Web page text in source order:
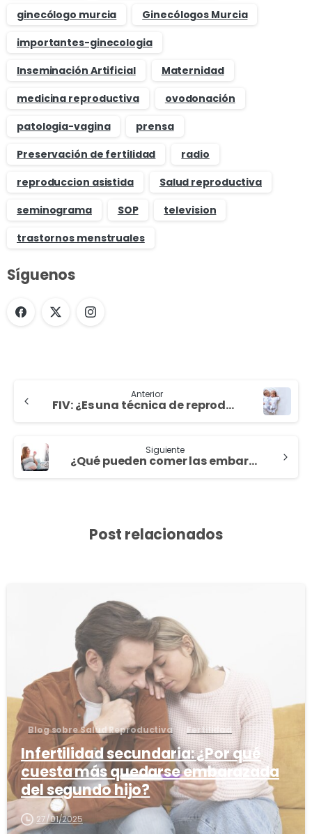
ginecólogo murcia
Ginecólogos Murcia
importantes-ginecologia
Inseminación Artificial
Maternidad
medicina reproductiva
ovodonación
patologia-vagina
prensa
Preservación de fertilidad
radio
reproduccion asistida
Salud reproductiva
seminograma
SOP
television
trastornos menstruales
Síguenos
Anterior
FIV: ¿Es una técnica de reproducción segura?
Siguiente
¿Qué pueden comer las embarazadas?
Post relacionados
Blog sobre Salud Reproductiva Fertilidad
Infertilidad secundaria: ¿Por qué
cuesta más quedarse embarazada
del segundo hijo?
27/01/2025